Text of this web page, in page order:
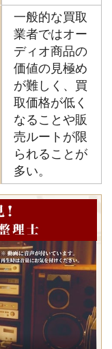
一般的な買取
業者ではオー
ディオ商品の
価値の見極め
が難しく、買
取価格が低く
なることや販
売ルートが限
られることが
多い。